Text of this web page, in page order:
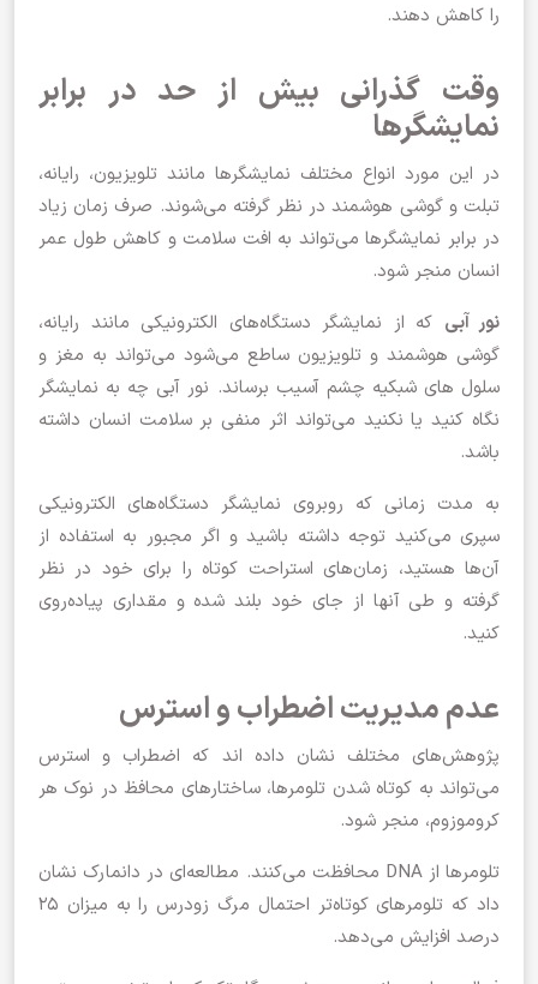
را کاهش دهند.
وقت گذرانی بیش از حد در برابر
نمایشگرها
در این مورد انواع مختلف نمایشگرها مانند تلویزیون، رایانه،
تبلت و گوشی هوشمند در نظر گرفته می‌شوند. صرف زمان زیاد
در برابر نمایشگرها می‌تواند به افت سلامت و کاهش طول عمر
انسان منجر شود.
نور آبی که از نمایشگر دستگاه‌های الکترونیکی مانند رایانه،
گوشی هوشمند و تلویزیون ساطع می‌شود می‌تواند به مغز و
سلول های شبکیه چشم آسیب برساند. نور آبی چه به نمایشگر
نگاه کنید یا نکنید می‌تواند اثر منفی بر سلامت انسان داشته
باشد.
به مدت زمانی که روبروی نمایشگر دستگاه‌های الکترونیکی
سپری می‌کنید توجه داشته باشید و اگر مجبور به استفاده از
آن‌ها هستید، زمان‌های استراحت کوتاه را برای خود در نظر
گرفته و طی آنها از جای خود بلند شده و مقداری پیاده‌روی
کنید.
عدم مدیریت اضطراب و استرس
پژوهش‌های مختلف نشان داده اند که اضطراب و استرس
می‌تواند به کوتاه شدن تلومرها، ساختارهای محافظ در نوک هر
کروموزوم، منجر شود.
تلومرها از DNA محافظت می‌کنند. مطالعه‌ای در دانمارک نشان
داد که تلومرهای کوتاه‌تر احتمال مرگ زودرس را به میزان 25
درصد افزایش می‌دهد.